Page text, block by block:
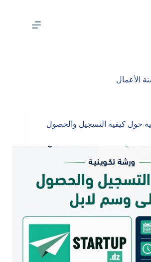
الأعمال
حول كيفية التسجيل والحصول